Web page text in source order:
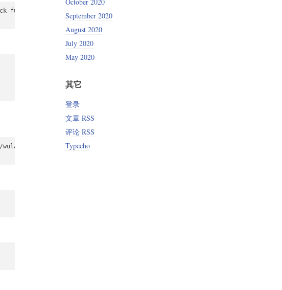
&& tar xzf oneinstack-full.tar.gz && ./oneinstack/install.sh --
Xray_onekey/main/install.sh" && chmod +x install.sh && bash
September 2020
August 2020
July 2020
May 2020
其它
登录
文章 RSS
评论 RSS
Typecho